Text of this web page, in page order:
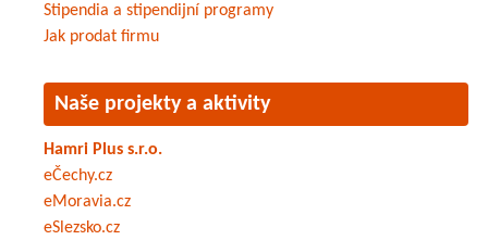
Stipendia a stipendijní programy
Jak prodat firmu
Naše projekty a aktivity
Hamri Plus s.r.o.
eČechy.cz
eMoravia.cz
eSlezsko.cz